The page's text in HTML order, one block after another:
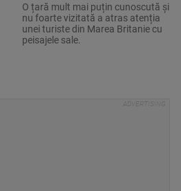
O țară mult mai puțin cunoscută și
nu foarte vizitată a atras atenția
unei turiste din Marea Britanie cu
peisajele sale.